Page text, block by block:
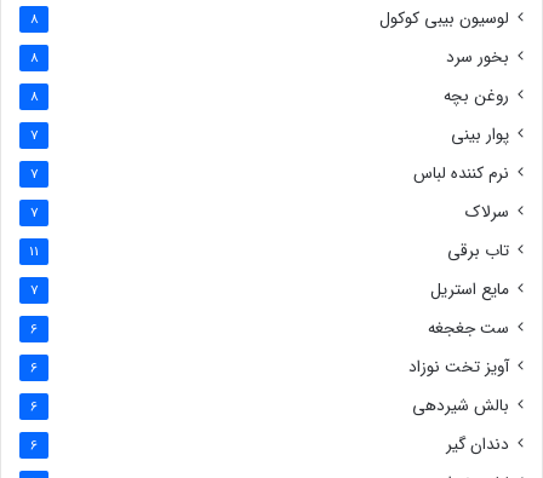
لوسیون بیبی کوکول 8
بخور سرد 8
روغن بچه 8
پوار بینی 7
نرم کننده لباس 7
سرلاک 7
تاب برقی 11
مایع استریل 7
ست جغجغه 6
آویز تخت نوزاد 6
بالش شیردهی 6
دندان گیر 6